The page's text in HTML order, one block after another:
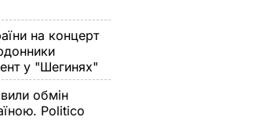
на концерт
у "Шегинях"
обмін
Politico